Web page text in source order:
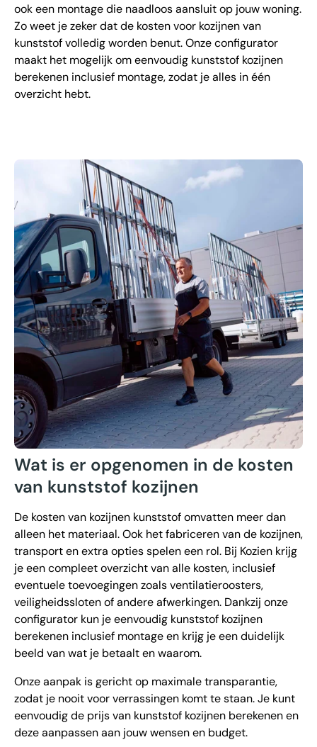
ook een montage die naadloos aansluit op jouw woning.
Zo weet je zeker dat de kosten voor kozijnen van
kunststof volledig worden benut. Onze configurator
maakt het mogelijk om eenvoudig kunststof kozijnen
berekenen inclusief montage, zodat je alles in één
overzicht hebt.
Wat is er opgenomen in de kosten
van kunststof kozijnen
De kosten van kozijnen kunststof omvatten meer dan
alleen het materiaal. Ook het fabriceren van de kozijnen,
transport en extra opties spelen een rol. Bij Kozien krijg
je een compleet overzicht van alle kosten, inclusief
eventuele toevoegingen zoals ventilatieroosters,
veiligheidssloten of andere afwerkingen. Dankzij onze
configurator kun je eenvoudig kunststof kozijnen
berekenen inclusief montage en krijg je een duidelijk
beeld van wat je betaalt en waarom.
Onze aanpak is gericht op maximale transparantie,
zodat je nooit voor verrassingen komt te staan. Je kunt
eenvoudig de prijs van kunststof kozijnen berekenen en
deze aanpassen aan jouw wensen en budget.